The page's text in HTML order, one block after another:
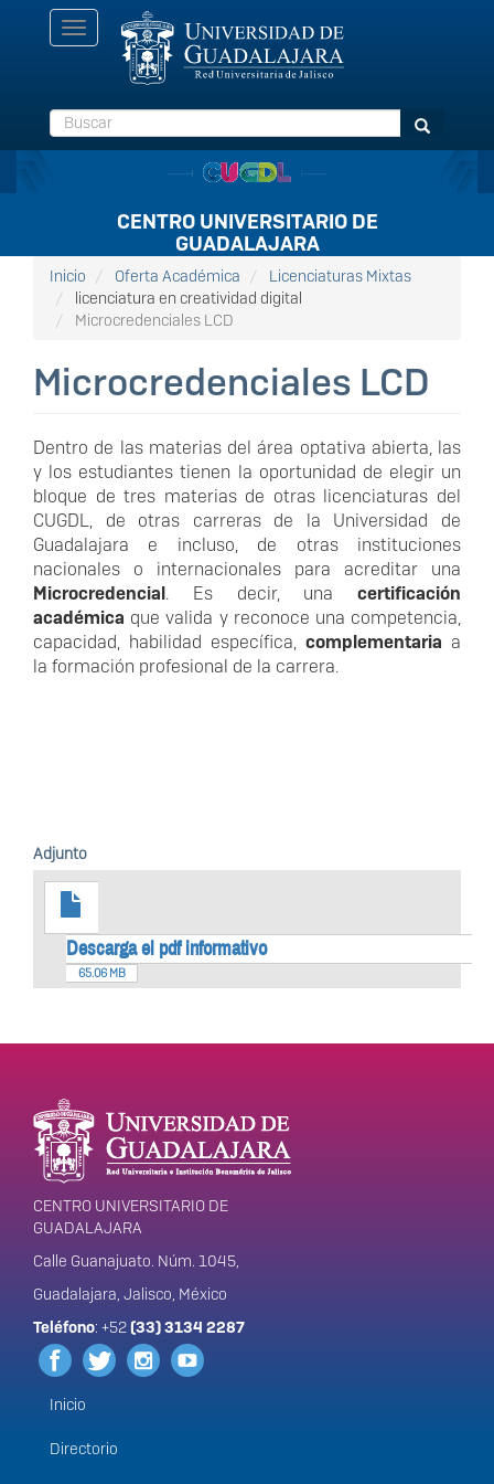
Toggle
navigation
Buscar Buscar
CENTRO UNIVERSITARIO DE
GUADALAJARA
Inicio Oferta Académica
Licenciaturas Mixtas
licenciatura en creatividad digital
Microcredenciales LCD
Microcredenciales LCD
Dentro de las materias del área optativa abierta, las
y los estudiantes tienen la oportunidad de elegir un
bloque de tres materias de otras licenciaturas del
CUGDL, de otras carreras de la Universidad de
Guadalajara e incluso, de otras instituciones
nacionales o internacionales para acreditar una
Microcredencial. Es decir, una certificación
académica que valida y reconoce una competencia,
capacidad, habilidad específica, complementaria a
la formación profesional de la carrera.
Adjunto
Descarga el pdf informativo
65.06 MB
Enlaces de interés
Información del
portal
CENTRO UNIVERSITARIO DE
GUADALAJARA
Calle Guanajuato. Núm. 1045,
Guadalajara, Jalisco, México
Teléfono: +52(33) 3134 2287
Menú
principal
Inicio
Directorio